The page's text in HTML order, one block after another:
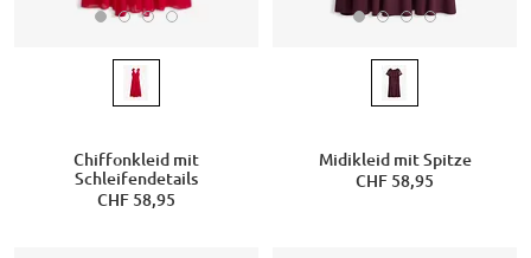
Chiffonkleid mit
Schleifendetails
CHF 58,95
Midikleid mit Spitze
CHF 58,95